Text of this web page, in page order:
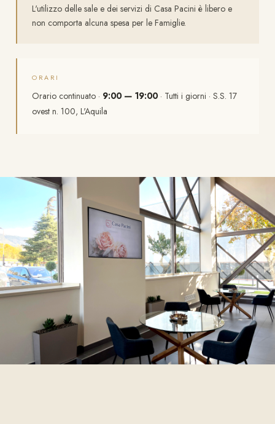
L'utilizzo delle sale e dei servizi di Casa Pacini è libero e
non comporta alcuna spesa per le Famiglie.
ORARI
Orario continuato · 9:00 — 19:00 · Tutti i giorni · S.S. 17
ovest n. 100, L'Aquila